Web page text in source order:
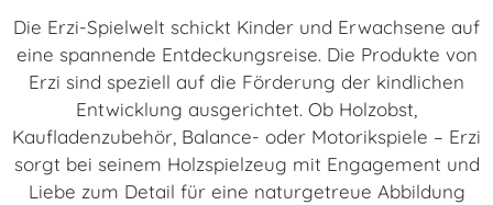
Die Erzi-Spielwelt schickt Kinder und Erwachsene auf
eine spannende Entdeckungsreise. Die Produkte von
Erzi sind speziell auf die Förderung der kindlichen
Entwicklung ausgerichtet. Ob Holzobst,
Kaufladenzubehör, Balance- oder Motorikspiele – Erzi
sorgt bei seinem Holzspielzeug mit Engagement und
Liebe zum Detail für eine naturgetreue Abbildung